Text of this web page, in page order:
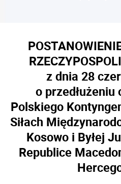
z dnia 28
o
Polskiego
Siłach
Kosowo i Byłej
Republice